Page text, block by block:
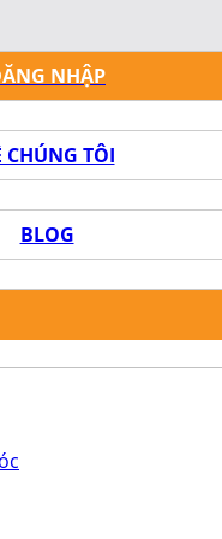
NHẬP
CHÚNG TÔI
BLOG